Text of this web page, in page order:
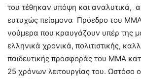
του τέθηκαν υπόψη και αναλυτικά,
ευτυχώς πείσμονα Πρόεδρο του
νούμερα που κραυγάζουν υπέρ της
ελληνικά χρονικά, πολιτιστικής,
παιδευτικής προσφοράς του ΜΜΑ
25 χρόνων λειτουργίας του. Ωστόσο